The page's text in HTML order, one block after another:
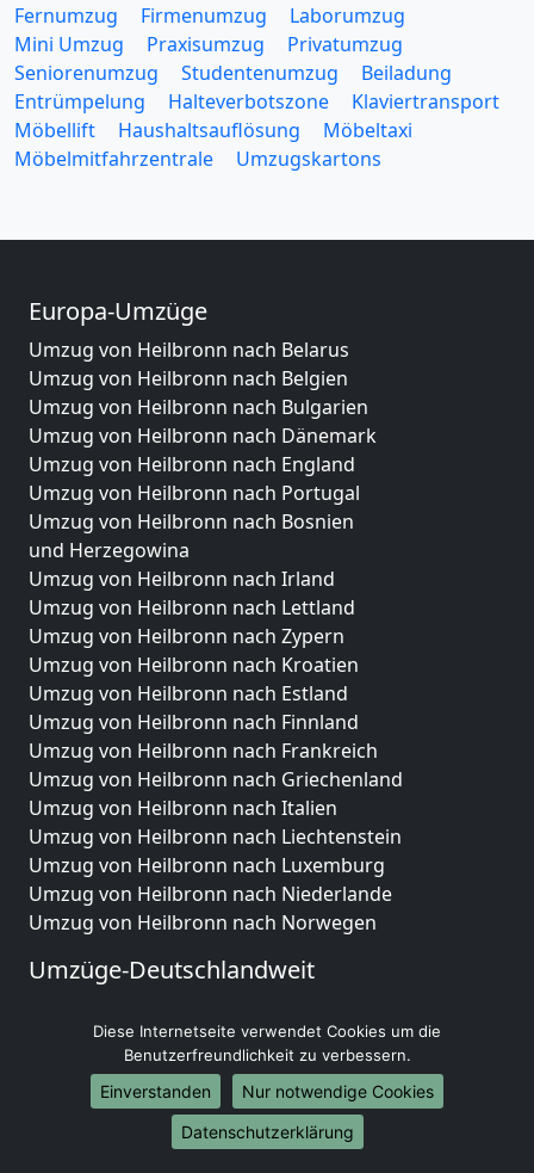
Fernumzug
Firmenumzug
Laborumzug
Mini Umzug
Praxisumzug
Privatumzug
Seniorenumzug
Studentenumzug
Beiladung
Entrümpelung
Halteverbotszone
Klaviertransport
Möbellift
Haushaltsauflösung
Möbeltaxi
Möbelmitfahrzentrale
Umzugskartons
Europa-Umzüge
Umzug von Heilbronn nach Belarus
Umzug von Heilbronn nach Belgien
Umzug von Heilbronn nach Bulgarien
Umzug von Heilbronn nach Dänemark
Umzug von Heilbronn nach England
Umzug von Heilbronn nach Portugal
Umzug von Heilbronn nach Bosnien
und Herzegowina
Umzug von Heilbronn nach Irland
Umzug von Heilbronn nach Lettland
Umzug von Heilbronn nach Zypern
Umzug von Heilbronn nach Kroatien
Umzug von Heilbronn nach Estland
Umzug von Heilbronn nach Finnland
Umzug von Heilbronn nach Frankreich
Umzug von Heilbronn nach Griechenland
Umzug von Heilbronn nach Italien
Umzug von Heilbronn nach Liechtenstein
Umzug von Heilbronn nach Luxemburg
Umzug von Heilbronn nach Niederlande
Umzug von Heilbronn nach Norwegen
Umzüge-Deutschlandweit
Umzug von Heilbronn nach Hamburg
Umzug von Heilbronn nach München
Umzug von Heilbronn nach Köln
Umzug von Heilbronn nach Frankfurt am Main
Umzug von Heilbronn nach Stuttgart
Diese Internetseite verwendet Cookies um die
Benutzerfreundlichkeit zu verbessern.
Einverstanden
Nur notwendige Cookies
Datenschutzerklärung